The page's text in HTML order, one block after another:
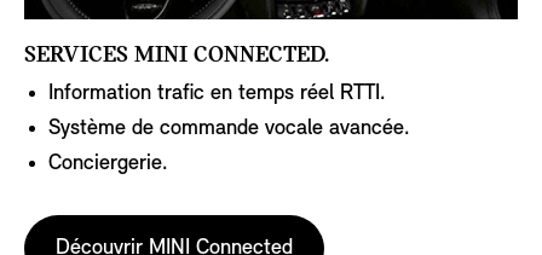
SERVICES MINI CONNECTED.
Information trafic en temps réel RTTI.
Système de commande vocale avancée.
Conciergerie.
Découvrir MINI Connected